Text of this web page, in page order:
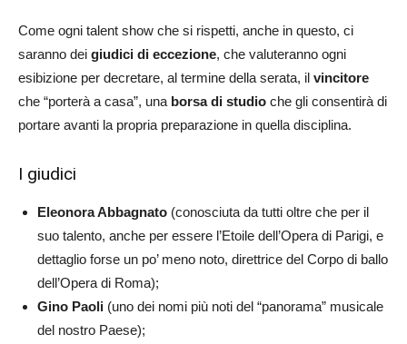
Come ogni talent show che si rispetti, anche in questo, ci
saranno dei giudici di eccezione, che valuteranno ogni
esibizione per decretare, al termine della serata, il vincitore
che “porterà a casa”, una borsa di studio che gli consentirà di
portare avanti la propria preparazione in quella disciplina.
I giudici
Eleonora Abbagnato (conosciuta da tutti oltre che per il
suo talento, anche per essere l’Etoile dell’Opera di Parigi, e
dettaglio forse un po’ meno noto, direttrice del Corpo di ballo
dell’Opera di Roma);
Gino Paoli (uno dei nomi più noti del “panorama” musicale
del nostro Paese);